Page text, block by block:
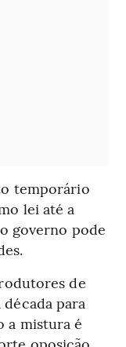
temporário
lei até a
governo pode
de
para
a mistura é